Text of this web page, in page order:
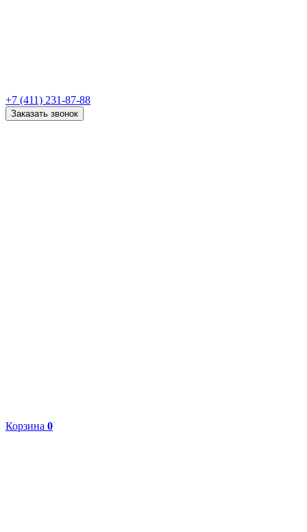
+7 (411) 231-87-88
Заказать звонок
Корзина 0